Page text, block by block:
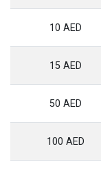
10 AED
15 AED
50 AED
100 AED